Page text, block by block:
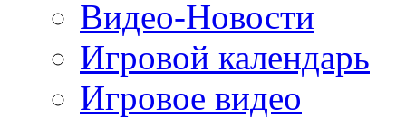
Видео-Новости
Игровой календарь
Игровое видео